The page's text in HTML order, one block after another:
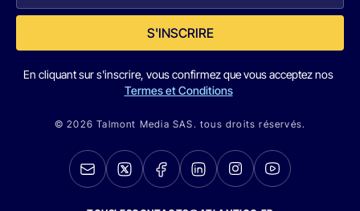
S'INSCRIRE
En cliquant sur s'inscrire, vous confirmez que vous acceptez nos
Termes et Conditions
© 2026 Talmont Media SAS. tous droits réservés.